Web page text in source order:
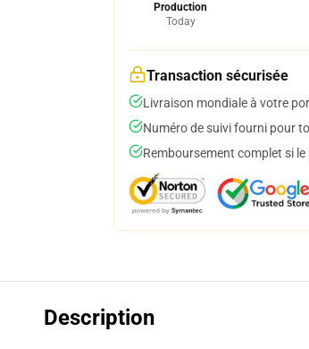
Production
Today
Transaction sécurisée
Livraison mondiale à votre
Numéro de suivi fourni pour
Remboursement complet si
Description